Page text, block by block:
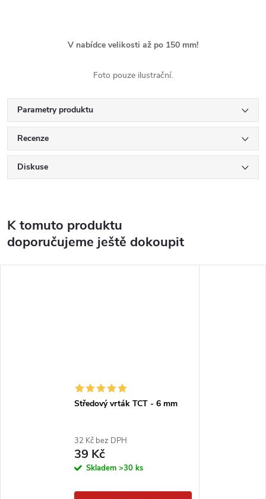
V nabídce velikosti až po 150 mm!
Foto pouze ilustrační.
Parametry produktu
Recenze
Diskuse
K tomuto produktu
doporučujeme ještě dokoupit
Středový vrták TCT - 6 mm
32 Kč bez DPH
39 Kč
Skladem >30 ks